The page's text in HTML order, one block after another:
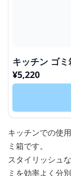
キッチン ゴ
¥5,220
キッチンでの使
ミ箱です。
スタイリッシュ
ミを効率よく分